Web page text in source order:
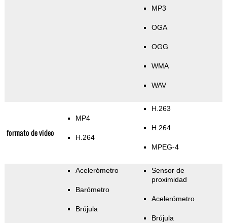
MP3
OGA
OGG
WMA
WAV
formato de video
MP4
H.264
H.263
H.264
MPEG-4
Acelerómetro
Barómetro
Brújula
Sensor de
proximidad
Acelerómetro
Brújula